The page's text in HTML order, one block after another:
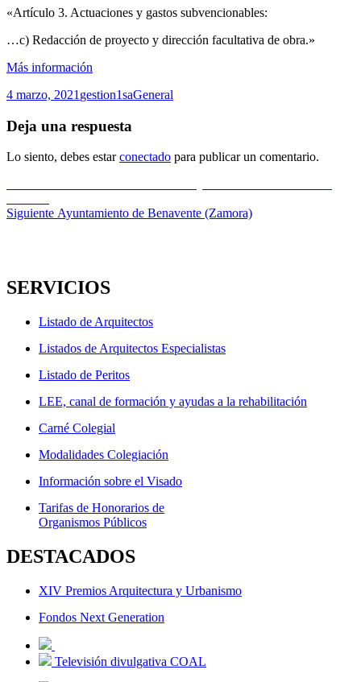
«Artículo 3. Actuaciones y gastos subvencionables:
…c) Redacción de proyecto y dirección facultativa de obra.»
Más información
Publicado
4 marzo, 2021 Autor
gestion1saCategorías
General
Deja una respuesta
Lo siento, debes estarconectado para publicar un comentario.
Navegación
de
Siguiente Entrada
Ayuntamiento de Benavente (Zamora)
SERVICIOS
Listado de Arquitectos
Listados de Arquitectos Especialistas
Listado de Peritos
LEE, canal de formación y ayudas a la rehabilitación
Carné Colegial
Modalidades Colegiación
Información sobre el Visado
Tarifas de Honorarios de
Organismos Públicos
DESTACADOS
XIV Premios Arquitectura y Urbanismo
Fondos Next Generation
Televisión divulgativa COAL